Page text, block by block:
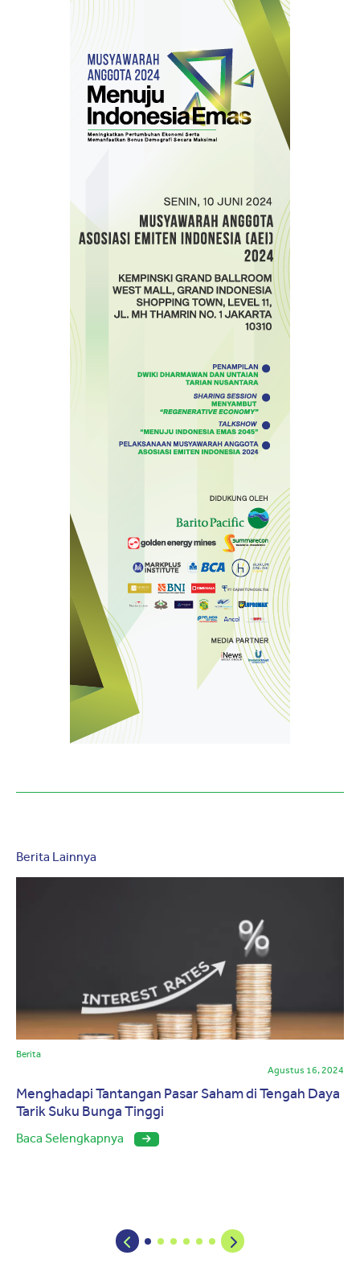
Berita Lainnya
Berita
Agustus 16, 2024
Menghadapi Tantangan Pasar Saham di Tengah Daya
Tarik Suku Bunga Tinggi
Baca Selengkapnya